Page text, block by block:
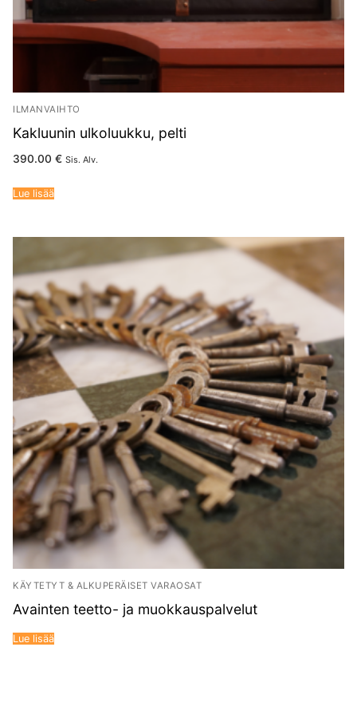
ILMANVAIHTO
Kakluunin ulkoluukku, pelti
390.00 € Sis. Alv.
Lue lisää
KÄYTETYT & ALKUPERÄISET VARAOSAT
Avainten teetto- ja muokkauspalvelut
Lue lisää